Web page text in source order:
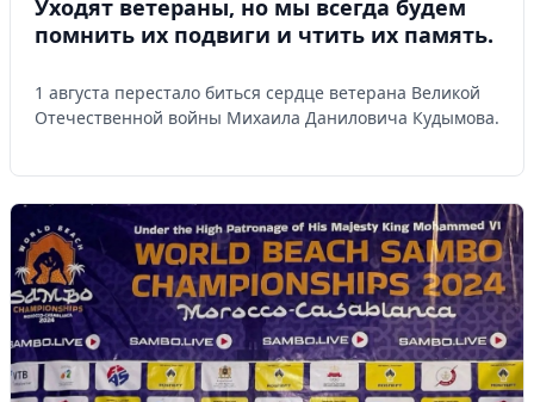
Уходят ветераны, но мы всегда будем
помнить их подвиги и чтить их память.
1 августа перестало биться сердце ветерана Великой
Отечественной войны Михаила Даниловича Кудымова.